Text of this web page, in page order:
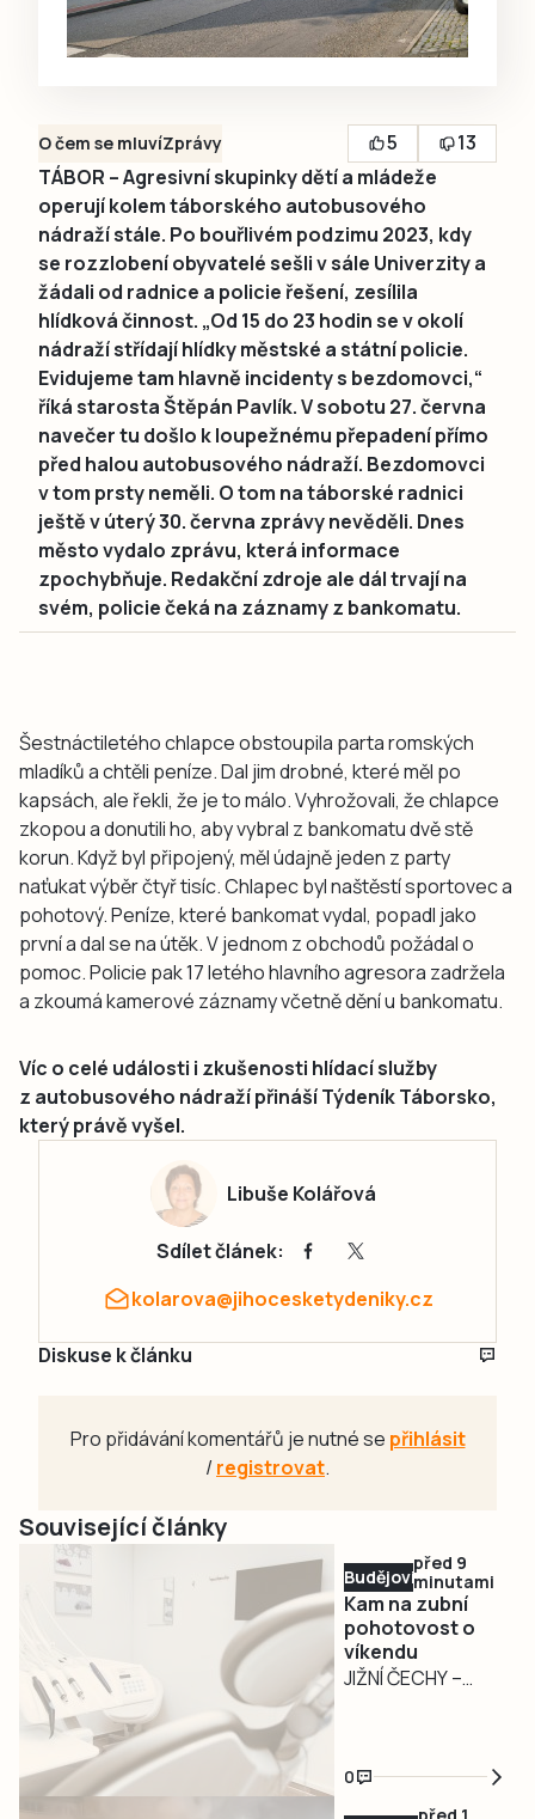
O čem se mluvíZprávy 5
13
TÁBOR – Agresivní skupinky dětí a mládeže
operují kolem táborského autobusového
nádraží stále. Po bouřlivém podzimu 2023, kdy
se rozzlobení obyvatelé sešli v sále Univerzity a
žádali od radnice a policie řešení, zesílila
hlídková činnost. „Od 15 do 23 hodin se v okolí
nádraží střídají hlídky městské a státní policie.
Evidujeme tam hlavně incidenty s bezdomovci,“
říká starosta Štěpán Pavlík. V sobotu 27. června
navečer tu došlo k loupežnému přepadení přímo
před halou autobusového nádraží. Bezdomovci
v tom prsty neměli. O tom na táborské radnici
ještě v úterý 30. června zprávy nevěděli. Dnes
město vydalo zprávu, která informace
zpochybňuje. Redakční zdroje ale dál trvají na
svém, policie čeká na záznamy z bankomatu.
Šestnáctiletého chlapce obstoupila parta romských
mladíků a chtěli peníze. Dal jim drobné, které měl po
kapsách, ale řekli, že je to málo. Vyhrožovali, že chlapce
zkopou a donutili ho, aby vybral z bankomatu dvě stě
korun. Když byl připojený, měl údajně jeden z party
naťukat výběr čtyř tisíc. Chlapec byl naštěstí sportovec a
pohotový. Peníze, které bankomat vydal, popadl jako
první a dal se na útěk. V jednom z obchodů požádal o
pomoc. Policie pak 17 letého hlavního agresora zadržela
a zkoumá kamerové záznamy včetně dění u bankomatu.
Víc o celé události i zkušenosti hlídací služby
z autobusového nádraží přináší Týdeník Táborsko,
který právě vyšel.
Libuše Kolářová
Sdílet článek:
kolarova@jihocesketydeniky.cz
Diskuse k článku
Pro přidávání komentářů je nutné se přihlásit
/registrovat.
Související články
Budějovicko
před 9
minutami
Kam na zubní
pohotovost o
víkendu
JIŽNÍ ČECHY –
v Lidické ulici
439/78 v Českých
0